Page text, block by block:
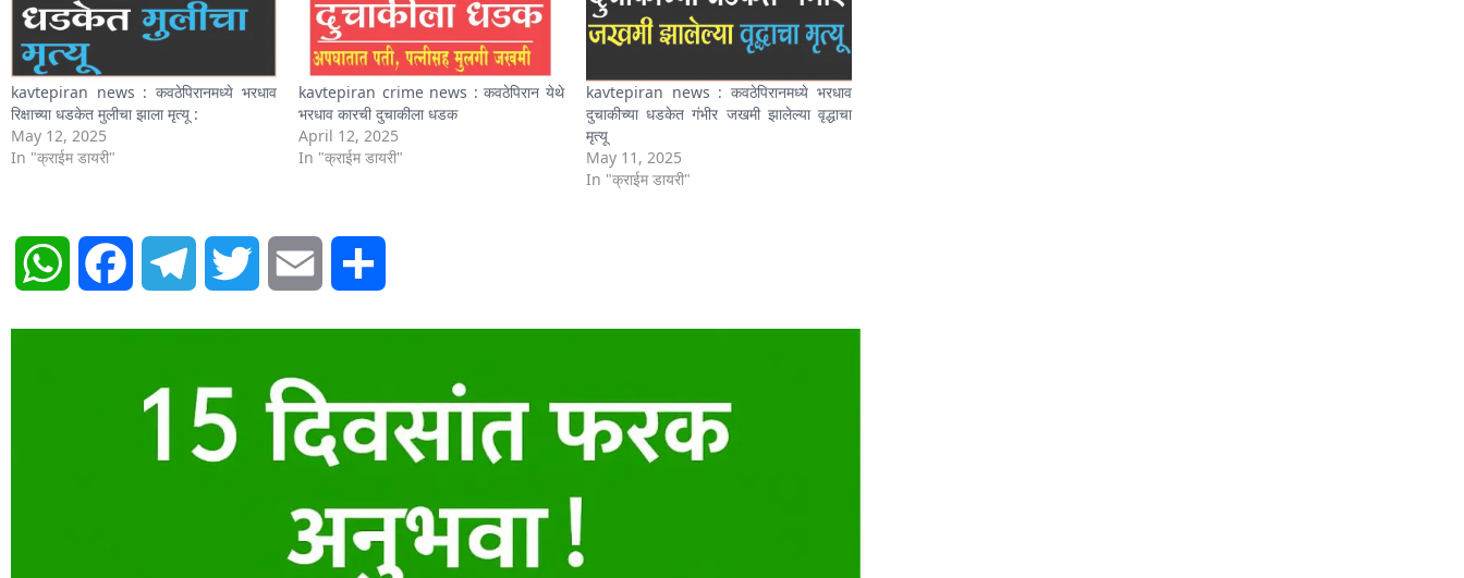
kavtepiran news : कवठेपिरानमध्ये भरधाव
रिक्षाच्या धडकेत मुलीचा झाला मृत्यू :
May 12, 2025
In "क्राईम डायरी"
kavtepiran crime news : कवठेपिरान येथे
भरधाव कारची दुचाकीला धडक
April 12, 2025
In "क्राईम डायरी"
kavtepiran news : कवठेपिरानमध्ये भरधाव
दुचाकीच्या धडकेत गंभीर जखमी झालेल्या वृद्धाचा
मृत्यू
May 11, 2025
In "क्राईम डायरी"
WhatsAppFacebook Telegram Twitter Email